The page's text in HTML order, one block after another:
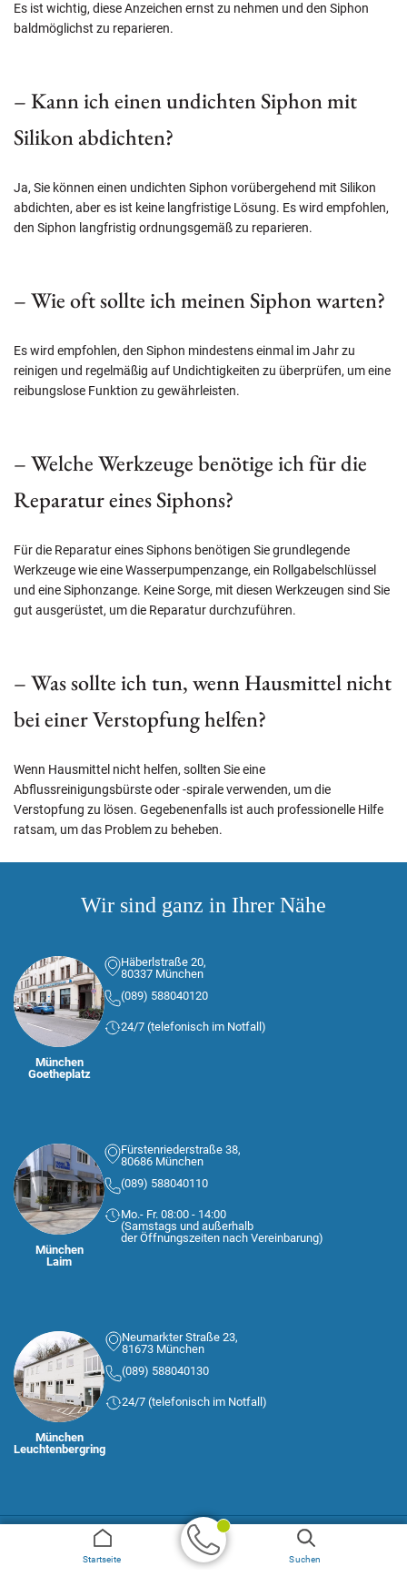
Es ist wichtig, diese Anzeichen ernst zu nehmen und den Siphon
baldmöglichst zu reparieren.
– Kann ich einen undichten Siphon mit
Silikon abdichten?
Ja, Sie können einen undichten Siphon vorübergehend mit Silikon
abdichten, aber es ist keine langfristige Lösung. Es wird empfohlen,
den Siphon langfristig ordnungsgemäß zu reparieren.
– Wie oft sollte ich meinen Siphon warten?
Es wird empfohlen, den Siphon mindestens einmal im Jahr zu
reinigen und regelmäßig auf Undichtigkeiten zu überprüfen, um eine
reibungslose Funktion zu gewährleisten.
– Welche Werkzeuge benötige ich für die
Reparatur eines Siphons?
Für die Reparatur eines Siphons benötigen Sie grundlegende
Werkzeuge wie eine Wasserpumpenzange, ein Rollgabelschlüssel
und eine Siphonzange. Keine Sorge, mit diesen Werkzeugen sind Sie
gut ausgerüstet, um die Reparatur durchzuführen.
– Was sollte ich tun, wenn Hausmittel nicht
bei einer Verstopfung helfen?
Wenn Hausmittel nicht helfen, sollten Sie eine
Abflussreinigungsbürste oder -spirale verwenden, um die
Verstopfung zu lösen. Gegebenenfalls ist auch professionelle Hilfe
ratsam, um das Problem zu beheben.
Wir sind ganz in Ihrer Nähe
München
Goetheplatz
Häberlstraße 20,
80337 München
(089) 588040120
24/7 (telefonisch im Notfall)
München
Laim
Fürstenriederstraße 38,
80686 München
(089) 588040110
Mo.- Fr. 08:00 - 14:00
(Samstags und außerhalb
der Öffnungszeiten nach Vereinbarung)
München
Leuchtenbergring
Neumarkter Straße 23,
81673 München
(089) 588040130
24/7 (telefonisch im Notfall)
Startseite Suchen